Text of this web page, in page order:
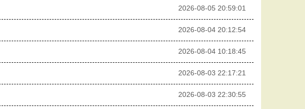
2026-08-05 20:59:01
2026-08-04 20:12:54
2026-08-04 10:18:45
2026-08-03 22:17:21
2026-08-03 22:30:55